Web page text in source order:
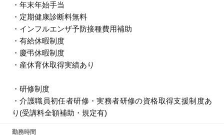
・年末年始手当
・定期健康診断料無料
・インフルエンザ予防接種費用補助
・有給休暇制度
・慶弔休暇制度
・産休育休取得実績あり
・研修制度
・介護職員初任者研修・実務者研修の資格取得支援制度あ
り(受講料全額補助・規定有)
勤務時間